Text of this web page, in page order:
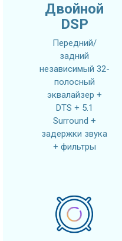
Двойной
DSP
Передний/
задний
независимый 32-
полосный
эквалайзер +
DTS + 5.1
Surround +
задержки звука
+ фильтры